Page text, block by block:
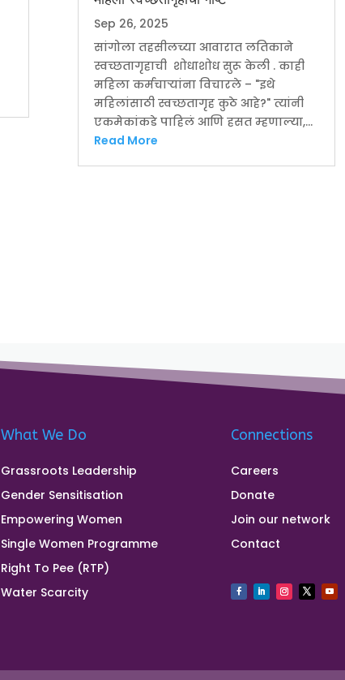
Sep 26, 2025
सांगोला तहसीलच्या आवारात लतिकाने
स्वच्छतागृहाची शोधाशोध सुरू केली . काही
महिला कर्मचाऱ्यांना विचारले – "इथे
महिलांसाठी स्वच्छतागृह कुठे आहे?" त्यांनी
एकमेकांकडे पाहिलं आणि हसत म्हणाल्या,...
Read More
What We Do
Grassroots Leadership
Gender Sensitisation
Empowering Women
Single Women Programme
Right To Pee (RTP)
Water Scarcity
Connections
Careers
Donate
Join our network
Contact